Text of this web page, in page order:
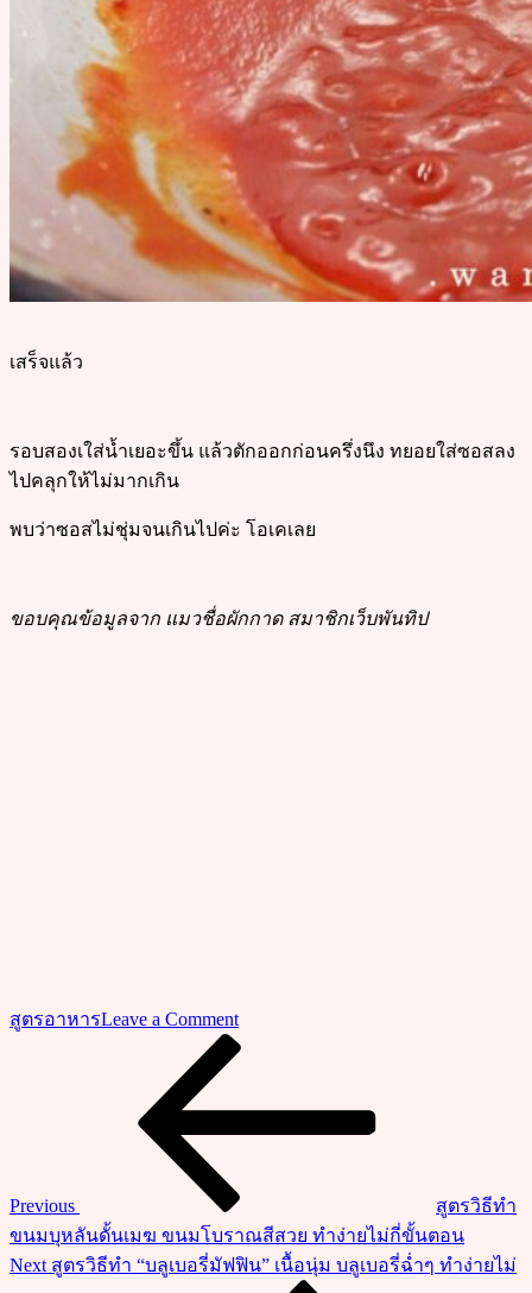
เสร็จแล้ว
รอบสองเใส่น้ำเยอะขึ้น แล้วตักออกก่อนครึ่งนึง ทยอยใส่ซอสลง
ไปคลุกให้ไม่มากเกิน
พบว่าซอสไม่ชุ่มจนเกินไปค่ะ โอเคเลย
ขอบคุณข้อมูลจาก แมวชื่อผักกาด สมาชิกเว็บพันทิป
สูตรอาหารLeave a Commenton
วิธี
เกาหลี
แบบ
Previous
สูตรวิธีทำ
ขนมบุหลันดั้นเมฆ ขนมโบราณสีสวย ทำง่ายไม่กี่ขั้นตอน
Next
Post
Next สูตรวิธีทำ “บลูเบอรี่มัฟฟิน” เนื้อนุ่ม บลูเบอรี่ฉ่ำๆ ทำง่ายไม่